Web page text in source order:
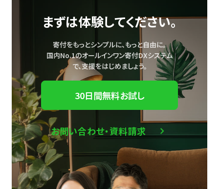
まずは体験してください。
寄付をもっとシンプルに、もっと自由に。
国内No.1のオールインワン寄付DXシステム
で、支援をはじめましょう。
30日間無料お試し
お問い合わせ・資料請求